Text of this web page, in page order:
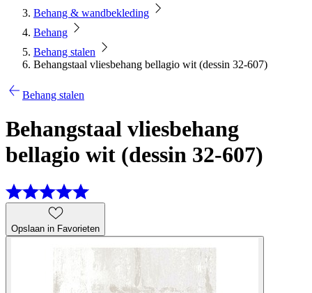
Behang & wandbekleding
Behang
Behang stalen
Behangstaal vliesbehang bellagio wit (dessin 32-607)
Behang stalen
Behangstaal vliesbehang
bellagio wit (dessin 32-607)
Opslaan in Favorieten